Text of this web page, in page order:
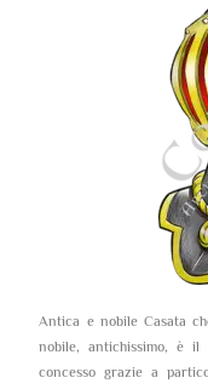
Antica e nobile Casata
nobile, antichissimo, è il
concesso grazie a